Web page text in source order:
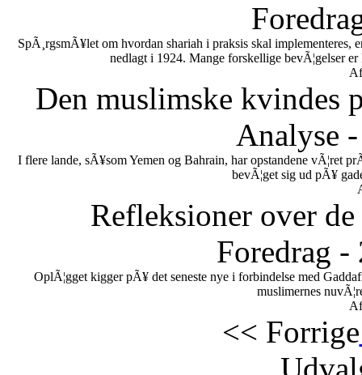
SpÃ¸rgsmÃ¥let om hvordan shariah i praksis skal implementeres,
nedlagt i 1924. Mange forskellige bevÃ¦gelser
Den muslimske kvindes
Analyse
I flere lande, sÃ¥som Yemen og Bahrain, har opstandene vÃ¦ret
bevÃ¦get sig ud pÃ¥
Refleksioner over
Foredrag -
OplÃ¦gget kigger pÃ¥ det seneste nye i forbindelse med
muslimernes
<< Forrige